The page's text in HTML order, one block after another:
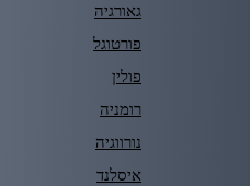
גאורגיה
פורטוגל
פולין
רומניה
נורווגיה
איסלנד